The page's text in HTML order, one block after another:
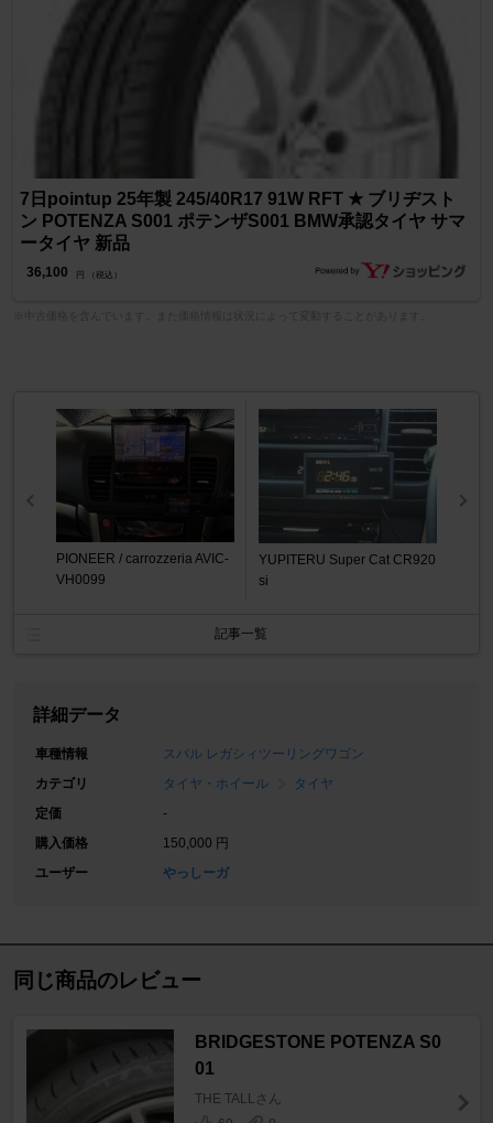
7日pointup 25年製 245/40R17 91W RFT ★ ブリヂスト
ン POTENZA S001 ポテンザS001 BMW承認タイヤ サマ
ータイヤ 新品
36,100 円 （税込）
PIONEER / carrozzeria AVIC-
VH0099
YUPITERU Super Cat CR920
si
記事一覧
詳細データ
車種情報
スバル レガシィツーリングワゴン
カテゴリ
タイヤ・ホイール
タイヤ
定価
-
購入価格
150,000 円
ユーザー
やっしーガ
同じ商品のレビュー
BRIDGESTONE POTENZA S0
01
THE TALLさん